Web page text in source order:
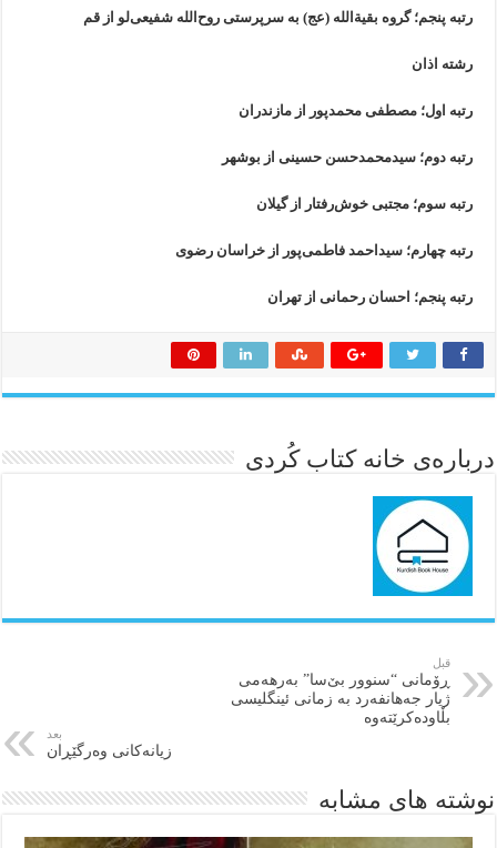
رتبه پنجم؛ گروه بقیةالله (عج) به سرپرستی روح‌الله شفیعی‌لو از قم
رشته اذان
رتبه اول؛ مصطفی محمدپور از مازندران
رتبه دوم؛ سیدمحمدحسن حسینی از بوشهر
رتبه سوم؛ مجتبی خوش‌رفتار از گیلان
رتبه چهارم؛ سیداحمد فاطمی‌پور از خراسان رضوی
رتبه پنجم؛ احسان رحمانی از تهران
درباره‌ی خانه کتاب کُردی
قبل
ڕۆمانی “سنوور بێ‌سا” بەرھەمی
ژیار جەهانفەرد بە زمانی ئینگلیسی
بڵاودەکرێتەوە
بعد
زیانەکانی وەرگێڕان
نوشته های مشابه